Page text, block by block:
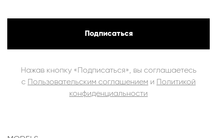
Подписаться
Нажав кнопку «Подписаться», вы соглашаетесь
с Пользовательским соглашением и Политикой
конфиденциальности